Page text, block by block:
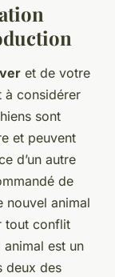
et de votre
à considérer
sont
et peuvent
d’un autre
de
nouvel animal
tout conflit
est un
deux des